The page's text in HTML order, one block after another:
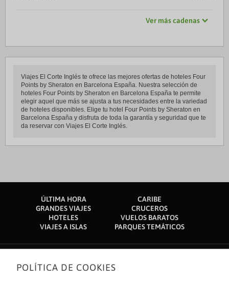
Ver más cadenas
Viajes El Corte Inglés te ofrece las mejores ofertas de hoteles Four
Points by Sheraton en Barcelona España. Nuestra selección de
hoteles Four Points by Sheraton en Barcelona España te permite
elegir aquel que más se ajusta a tus necesidades entre la variedad
de hoteles disponibles. Elige tu hotel Four Points by Sheraton en
Barcelona España y disfruta de toda la garantía y seguridad que te
da reservar con Viajes El Corte Inglés.
ÚLTIMA HORA
CARIBE
GRANDES VIAJES
CRUCEROS
HOTELES
VUELOS BARATOS
VIAJES A ISLAS
PARQUES TEMÁTICOS
Sobre nosotros
POLÍTICA DE COOKIES